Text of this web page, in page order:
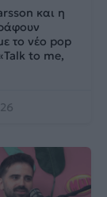
και η
το νέο pop
to me,